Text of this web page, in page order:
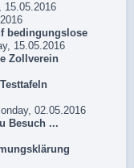
15.05.2016
bedingungslose
15.05.2016
Zollverein
02.05.2016
Besuch ...